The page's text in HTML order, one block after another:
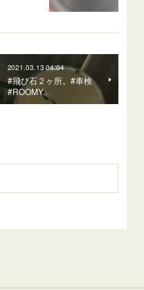
2021.03.13 04:04
#飛び石２ヶ所。#車検
#ROOMY